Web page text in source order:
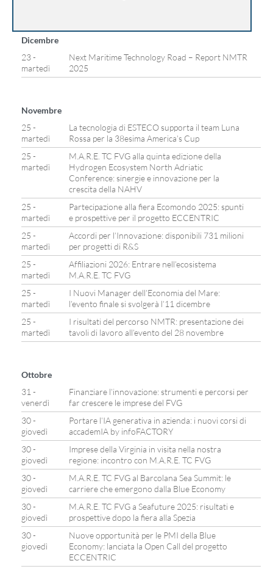
Dicembre
23 -
martedì
Next Maritime Technology Road – Report NMTR
2025
Novembre
25 -
martedì
La tecnologia di ESTECO supporta il team Luna
Rossa per la 38esima America’s Cup
25 -
martedì
M.A.R.E. TC FVG alla quinta edizione della
Hydrogen Ecosystem North Adriatic
Conference: sinergie e innovazione per la
crescita della NAHV
25 -
martedì
Partecipazione alla fiera Ecomondo 2025: spunti
e prospettive per il progetto ECCENTRIC
25 -
martedì
Accordi per l’Innovazione: disponibili 731 milioni
per progetti di R&S
25 -
martedì
Affiliazioni 2026: Entrare nell’ecosistema
M.A.R.E. TC FVG
25 -
martedì
I Nuovi Manager dell’Economia del Mare:
l’evento finale si svolgerà l’11 dicembre
25 -
martedì
I risultati del percorso NMTR: presentazione dei
tavoli di lavoro all’evento del 28 novembre
Ottobre
31 -
venerdì
Finanziare l’innovazione: strumenti e percorsi per
far crescere le imprese del FVG
30 -
giovedì
Portare l’IA generativa in azienda: i nuovi corsi di
accademIA by infoFACTORY
30 -
giovedì
Imprese della Virginia in visita nella nostra
regione: incontro con M.A.R.E. TC FVG
30 -
giovedì
M.A.R.E. TC FVG al Barcolana Sea Summit: le
carriere che emergono dalla Blue Economy
30 -
giovedì
M.A.R.E. TC FVG a Seafuture 2025: risultati e
prospettive dopo la fiera alla Spezia
30 -
giovedì
Nuove opportunità per le PMI della Blue
Economy: lanciata la Open Call del progetto
ECCENTRIC